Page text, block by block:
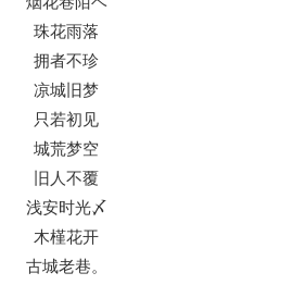
珠花雨落
拥者不珍
凉城旧梦
只若初见
城荒梦空
旧人不覆
浅安时光〆
木槿花开
古城老巷。